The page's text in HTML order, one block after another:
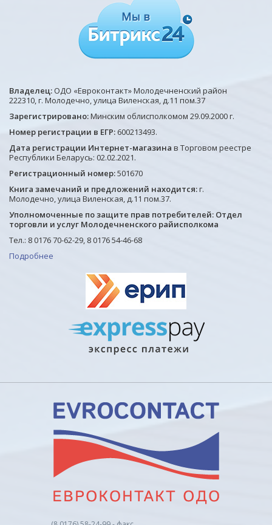
Владелец: ОДО «Евроконтакт» Молодечненский район
222310, г. Молодечно, улица Виленская, д.11 пом.37
Зарегистрировано:Минским облисполкомом 29.09.2000 г.
Номер регистрации в ЕГР: 600213493.
Дата регистрации Интернет-магазина в Торговом реестре
Республики Беларусь: 02.02.2021.
Регистрационный номер:501670
Книга замечаний и предложений находится:г.
Молодечно, улица Виленская, д.11 пом.37.
Уполномоченные по защите прав потребителей: Отдел
торговли и услуг Молодечненского райисполкома
Тел.: 8 0176 70-62-29, 8 0176 54-46-68
Подробнее